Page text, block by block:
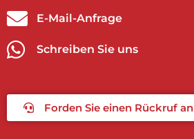
E-Mail-Anfrage
Schreiben Sie uns
Forden Sie einen Rückruf an